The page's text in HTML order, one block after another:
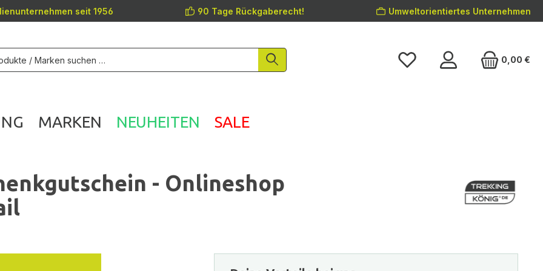
seit 1956 90 Tage Rückgaberecht! Umweltorientiertes Unternehmen
0,00 €
MARKEN NEUHEITEN SALE
- Onlineshop